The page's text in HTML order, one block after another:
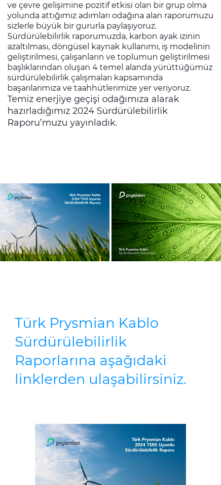
ve çevre gelişimine pozitif etkisi olan bir grup olma
yolunda attığımız adımları odağına alan raporumuzu
sizlerle büyük bir gururla paylaşıyoruz.
Sürdürülebilirlik raporumuzda, karbon ayak izinin
azaltılması, döngüsel kaynak kullanımı, iş modelinin
geliştirilmesi, çalışanların ve toplumun geliştirilmesi
başlıklarından oluşan 4 temel alanda yürüttüğümüz
sürdürülebilirlik çalışmaları kapsamında
başarılarımıza ve taahhütlerimize yer veriyoruz.
Temiz enerjiye geçişi odağımıza alarak
hazırladığımız 2024 Sürdürülebilirlik
Raporu’muzu yayınladık.
Türk Prysmian Kablo
Sürdürülebilirlik
Raporlarına aşağıdaki
linklerden ulaşabilirsiniz.